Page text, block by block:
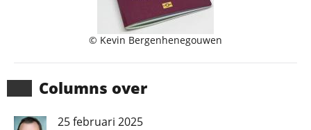
© Kevin Bergenhenegouwen
Columns over
25 februari 2025